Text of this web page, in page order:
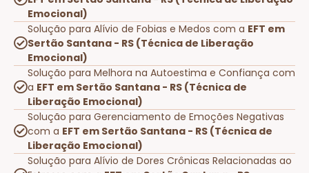
Emocional)
Solução para Alívio de Fobias e Medos com a EFT em
Sertão Santana - RS (Técnica de Liberação
Emocional)
Solução para Melhora na Autoestima e Confiança com
a EFT em Sertão Santana - RS (Técnica de
Liberação Emocional)
Solução para Gerenciamento de Emoções Negativas
com a EFT em Sertão Santana - RS (Técnica de
Liberação Emocional)
Solução para Alívio de Dores Crônicas Relacionadas ao